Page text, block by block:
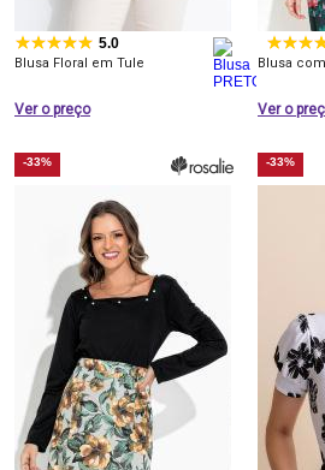
5.0
Blusa Floral em Tule
Ver o preço
Blusa
Ver o
-33% -33%